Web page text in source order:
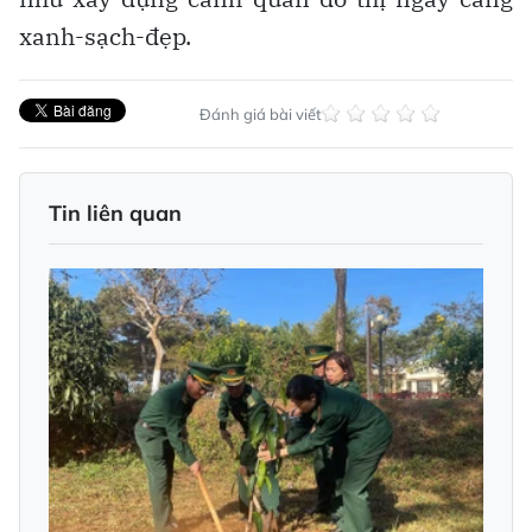
xanh-sạch-đẹp.
Đánh giá bài viết
Tin liên quan